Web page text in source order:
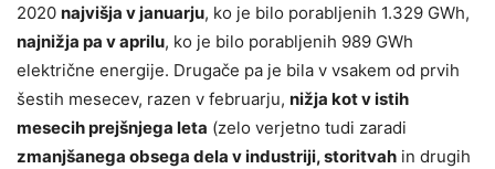
2020 najvišja v januarju, ko je bilo porabljenih 1.329 GWh,
najnižja pa v aprilu, ko je bilo porabljenih 989 GWh
električne energije. Drugače pa je bila v vsakem od prvih
šestih mesecev, razen v februarju, nižja kot v istih
mesecih prejšnjega leta (zelo verjetno tudi zaradi
zmanjšanega obsega dela v industriji, storitvah in drugih